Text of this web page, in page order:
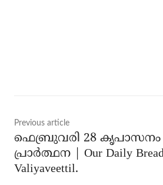
Previous article
ഫെബ്രുവരി 28
പ്രാർത്ഥന | Our Daily Bread
Valiyaveettil.